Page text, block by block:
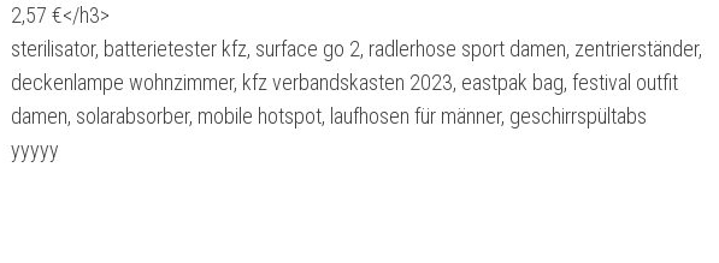
2,57 €</h3>
sterilisator, batterietester kfz, surface go 2, radlerhose sport damen, zentrierständer,
deckenlampe wohnzimmer, kfz verbandskasten 2023, eastpak bag, festival outfit
damen, solarabsorber, mobile hotspot, laufhosen für männer, geschirrspültabs
yyyyy